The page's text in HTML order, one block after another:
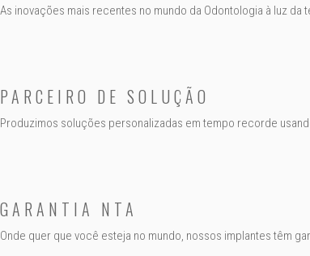
As inovações mais recentes no mundo da Odontologia à luz da
PARCEIRO DE SOLUÇÃO
Produzimos soluções personalizadas em tempo recorde
GARANTIA NTA
Onde quer que você esteja no mundo, nossos implantes têm